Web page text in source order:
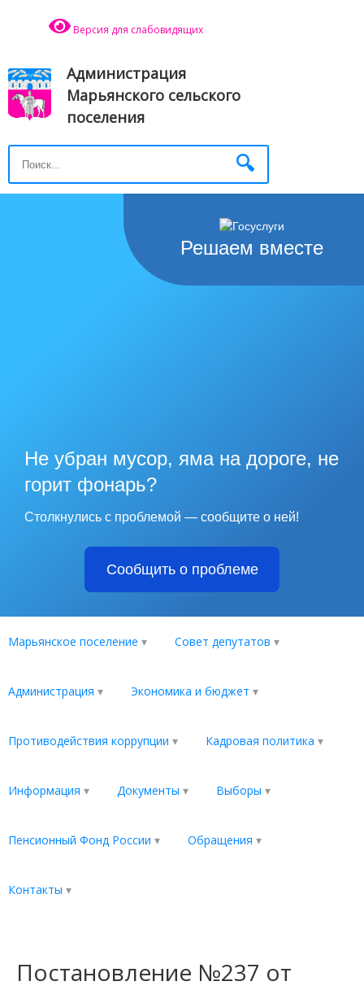
Версия для слабовидящих
Администрация
Марьянского сельского
поселения
Решаем вместе
Не убран мусор, яма на дороге, не
горит фонарь?
Столкнулись с проблемой — сообщите о ней!
Сообщить о проблеме
Марьянское поселение Совет депутатов
Администрация Экономика и бюджет
Противодействия коррупции Кадровая политика
Информация Документы Выборы
Пенсионный Фонд России Обращения
Контакты
Постановление №237 от